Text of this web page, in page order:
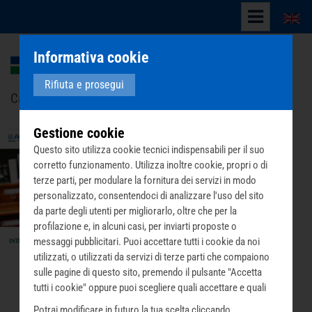
Carità in opera contro la povertà sanitaria
Informativa cookie
Rifiuta e prosegui
Gestione cookie
Questo sito utilizza cookie tecnici indispensabili per il suo
corretto funzionamento. Utilizza inoltre cookie, propri o di
terze parti, per modulare la fornitura dei servizi in modo
personalizzato, consentendoci di analizzare l'uso del sito
da parte degli utenti per migliorarlo, oltre che per la
profilazione e, in alcuni casi, per inviarti proposte o
messaggi pubblicitari. Puoi accettare tutti i cookie da noi
utilizzati, o utilizzati da servizi di terze parti che compaiono
sulle pagine di questo sito, premendo il pulsante "Accetta
tutti i cookie" oppure puoi scegliere quali accettare e quali
rifiutare premendo il pulsante "Personalizza scelta cookie".